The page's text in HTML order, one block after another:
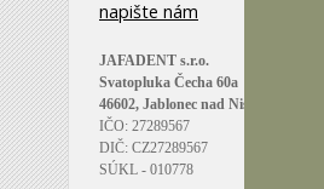
napište nám
JAFADENT s.r.o.
Svatopluka Čecha 60a
46602, Jablonec nad Nisou
IČO: 27289567
DIČ: CZ27289567
SÚKL - 010778